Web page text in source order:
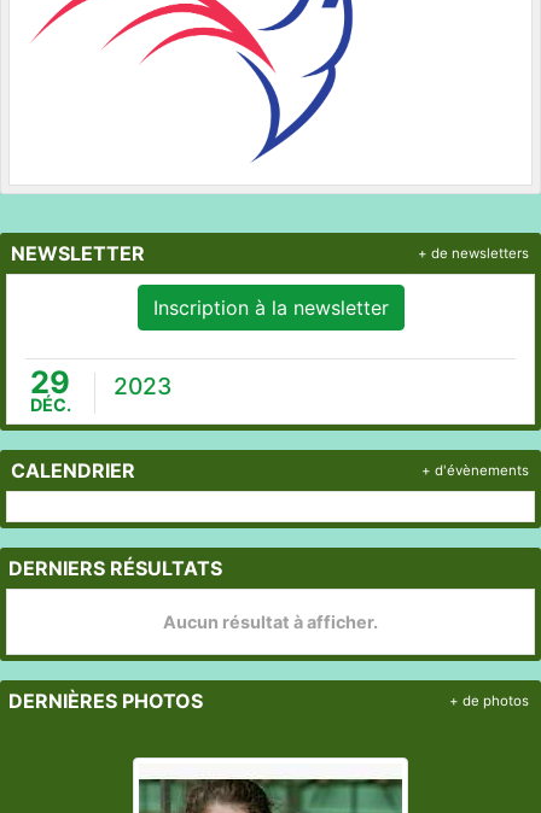
NEWSLETTER
Inscription à la newsletter
29
DÉC.
2023
+ de newsletters
CALENDRIER + d'évènements
DERNIERS RÉSULTATS
Aucun résultat à afficher.
DERNIÈRES PHOTOS + de photos